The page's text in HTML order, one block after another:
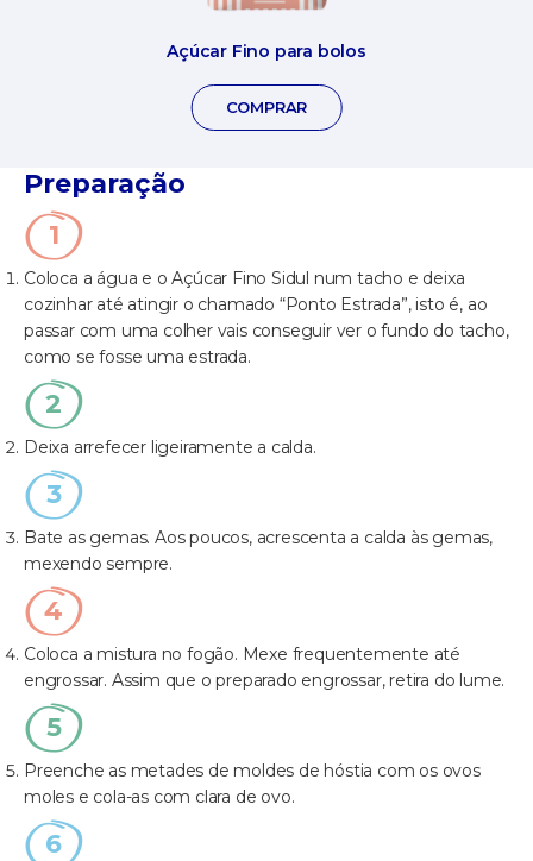
Açúcar Fino para bolos
COMPRAR
Preparação
Coloca a água e o Açúcar Fino Sidul num tacho e deixa
cozinhar até atingir o chamado “Ponto Estrada”, isto é, ao
passar com uma colher vais conseguir ver o fundo do tacho,
como se fosse uma estrada.
Deixa arrefecer ligeiramente a calda.
Bate as gemas. Aos poucos, acrescenta a calda às gemas,
mexendo sempre.
Coloca a mistura no fogão. Mexe frequentemente até
engrossar. Assim que o preparado engrossar, retira do lume.
Preenche as metades de moldes de hóstia com os ovos
moles e cola-as com clara de ovo.